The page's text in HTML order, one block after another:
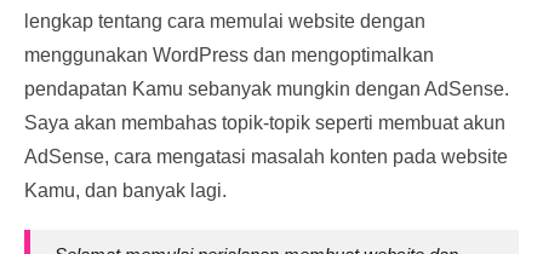
lengkap tentang cara memulai website dengan
menggunakan WordPress dan mengoptimalkan
pendapatan Kamu sebanyak mungkin dengan AdSense.
Saya akan membahas topik-topik seperti membuat akun
AdSense, cara mengatasi masalah konten pada website
Kamu, dan banyak lagi.